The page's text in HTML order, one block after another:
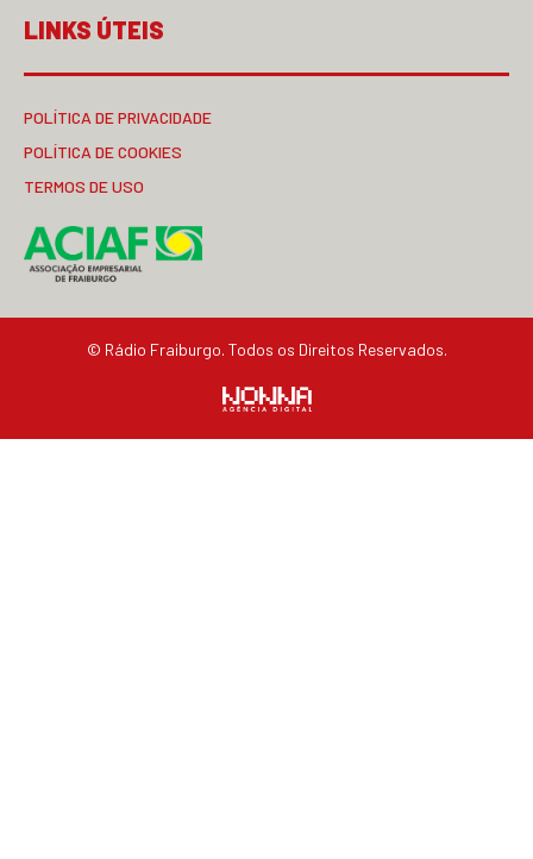
LINKS ÚTEIS
POLÍTICA DE PRIVACIDADE
POLÍTICA DE COOKIES
TERMOS DE USO
© Rádio Fraiburgo. Todos os Direitos Reservados.